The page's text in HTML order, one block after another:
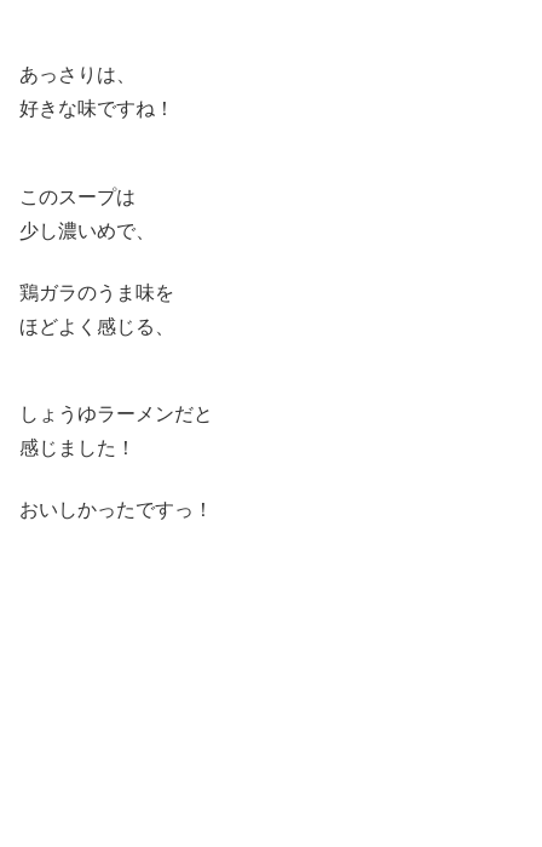
あっさりは、
好きな味ですね！
このスープは
少し濃いめで、
鶏ガラのうま味を
ほどよく感じる、
しょうゆラーメンだと
感じました！
おいしかったですっ！